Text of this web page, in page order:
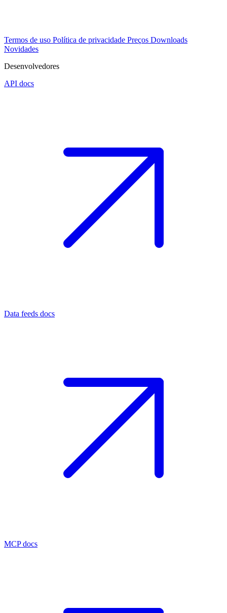
Termos de uso Política de privacidade Preços Downloads
Novidades
Desenvolvedores
API docs
Data feeds docs
MCP docs